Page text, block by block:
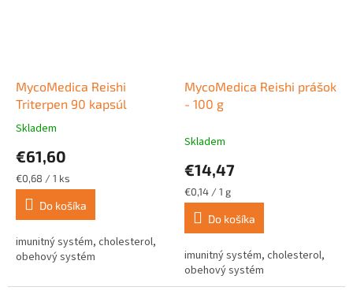
MycoMedica Reishi
Triterpen 90 kapsúl
Priemerné
produktu
je
5,0
5
hviezdičiek.
Skladem
€61,60
Jednotková
cena:
€0,68 / 1 ks
Do košíka
imunitný systém, cholesterol,
obehový systém
MycoMedica Reishi prášok
- 100 g
Skladem
€14,47
Jednotková
cena:
€0,14 / 1 g
Do košíka
imunitný systém, cholesterol,
obehový systém